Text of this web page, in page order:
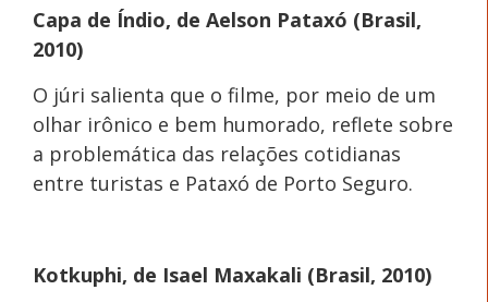
Capa de Índio, de Aelson Pataxó (Brasil,
2010)
O júri salienta que o filme, por meio de um
olhar irônico e bem humorado, reflete sobre
a problemática das relações cotidianas
entre turistas e Pataxó de Porto Seguro.
Kotkuphi, de Isael Maxakali (Brasil, 2010)